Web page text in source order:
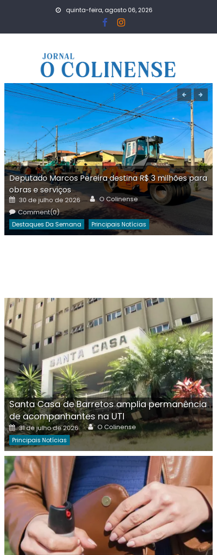
quinta-feira, agosto 06, 2026
Deputado Marcos Pereira destina R$ 3 milhões para
obras e serviços
Posted
on
30 de julho de 2026 Author
O Colinense
Comment(0)
Destaques Da Semana Principais Notícias
Santa Casa de Barretos amplia permanência
de acompanhantes na UTI
Posted
on
31 de julho de 2026 Author
O Colinense
Principais Notícias